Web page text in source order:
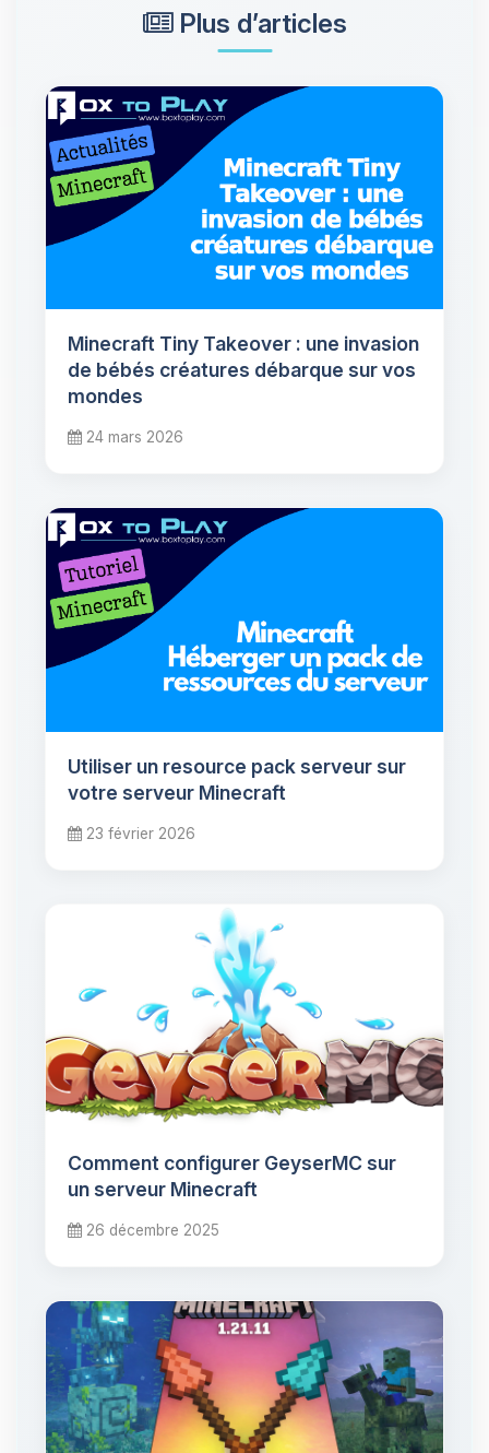
Plus d’articles
Minecraft Tiny Takeover : une invasion
de bébés créatures débarque sur vos
mondes
24 mars 2026
Utiliser un resource pack serveur sur
votre serveur Minecraft
23 février 2026
Comment configurer GeyserMC sur
un serveur Minecraft
26 décembre 2025